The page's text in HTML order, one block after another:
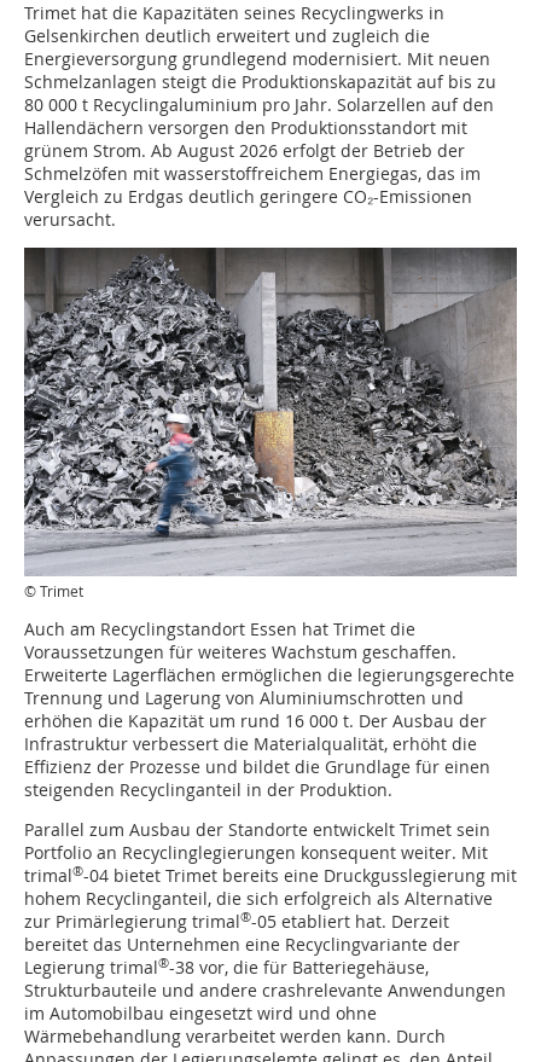
Trimet hat die Kapazitäten seines Recyclingwerks in
Gelsenkirchen deutlich erweitert und zugleich die
Energieversorgung grundlegend modernisiert. Mit neuen
Schmelzanlagen steigt die Produktionskapazität auf bis zu
80 000 t Recyclingaluminium pro Jahr. Solarzellen auf den
Hallendächern versorgen den Produktionsstandort mit
grünem Strom. Ab August 2026 erfolgt der Betrieb der
Schmelzöfen mit wasserstoffreichem Energiegas, das im
Vergleich zu Erdgas deutlich geringere CO₂-Emissionen
verursacht.
© Trimet
Auch am Recyclingstandort Essen hat Trimet die
Voraussetzungen für weiteres Wachstum geschaffen.
Erweiterte Lagerflächen ermöglichen die legierungsgerechte
Trennung und Lagerung von Aluminiumschrotten und
erhöhen die Kapazität um rund 16 000 t. Der Ausbau der
Infrastruktur verbessert die Materialqualität, erhöht die
Effizienz der Prozesse und bildet die Grundlage für einen
steigenden Recyclinganteil in der Produktion.
Parallel zum Ausbau der Standorte entwickelt Trimet sein
Portfolio an Recyclinglegierungen konsequent weiter. Mit
trimal®-04 bietet Trimet bereits eine Druckgusslegierung mit
hohem Recyclinganteil, die sich erfolgreich als Alternative
zur Primärlegierung trimal®-05 etabliert hat. Derzeit
bereitet das Unternehmen eine Recyclingvariante der
Legierung trimal®-38 vor, die für Batteriegehäuse,
Strukturbauteile und andere crashrelevante Anwendungen
im Automobilbau eingesetzt wird und ohne
Wärmebehandlung verarbeitet werden kann. Durch